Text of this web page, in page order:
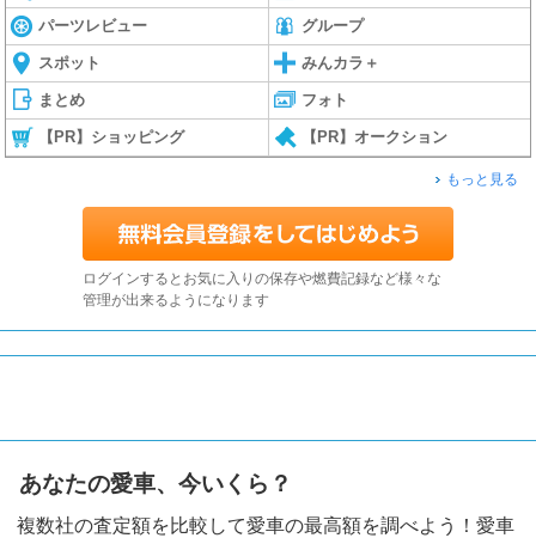
パーツレビュー グループ
スポット みんカラ＋
まとめ フォト
【PR】ショッピング 【PR】オークション
もっと見る
ログインするとお気に入りの保存や燃費記録など様々な
管理が出来るようになります
あなたの愛車、今いくら？
複数社の査定額を比較して愛車の最高額を調べよう！愛車